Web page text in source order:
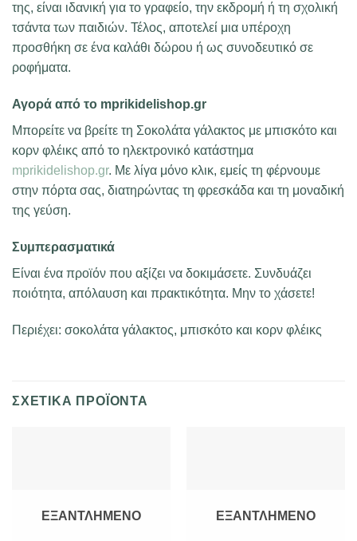
της, είναι ιδανική για το γραφείο, την εκδρομή ή τη σχολική
τσάντα των παιδιών. Τέλος, αποτελεί μια υπέροχη
προσθήκη σε ένα καλάθι δώρου ή ως συνοδευτικό σε
ροφήματα.
Αγορά από το mprikidelishop.gr
Μπορείτε να βρείτε τη Σοκολάτα γάλακτος με μπισκότο και
κορν φλέικς από το ηλεκτρονικό κατάστημα
mprikidelishop.gr. Με λίγα μόνο κλικ, εμείς τη φέρνουμε
στην πόρτα σας, διατηρώντας τη φρεσκάδα και τη μοναδική
της γεύση.
Συμπερασματικά
Είναι ένα προϊόν που αξίζει να δοκιμάσετε. Συνδυάζει
ποιότητα, απόλαυση και πρακτικότητα. Μην το χάσετε!
Περιέχει: σοκολάτα γάλακτος, μπισκότο και κορν φλέικς
ΣΧΕΤΙΚΆ ΠΡΟΪΌΝΤΑ
ΕΞΑΝΤΛΗΜΈΝΟ ΕΞΑΝΤΛΗΜΈΝΟ